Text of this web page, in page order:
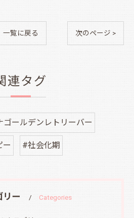
一覧に戻る 次のページ >
連タグ
ゴールデンレトリーバー
ー #社会化期
リー Categories